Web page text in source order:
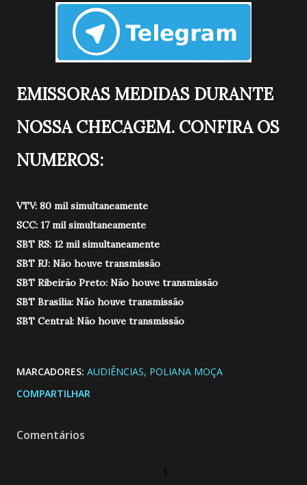
EMISSORAS MEDIDAS DURANTE
NOSSA CHECAGEM. CONFIRA OS
NUMEROS:
VTV: 80 mil simultaneamente
SCC: 17 mil simultaneamente
SBT RS: 12 mil simultaneamente
SBT RJ: Não houve transmissão
SBT Ribeirão Preto: Não houve transmissão
SBT Brasília: Não houve transmissão
SBT Central: Não houve transmissão
MARCADORES: AUDIÊNCIAS POLIANA MOÇA
COMPARTILHAR
Comentários